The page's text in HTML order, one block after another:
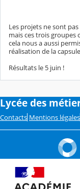
Les projets ne sont
mais ces trois groupes
cela nous a aussi
réalisation de la
Résultats le 5 juin !
Lycée des
Contacts Mentions légales